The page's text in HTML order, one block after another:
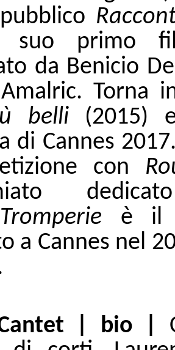
suo primo
da Benicio
Torna
belli (2015)
di Cannes
con
Tromperie è il
a Cannes nel
| bio |